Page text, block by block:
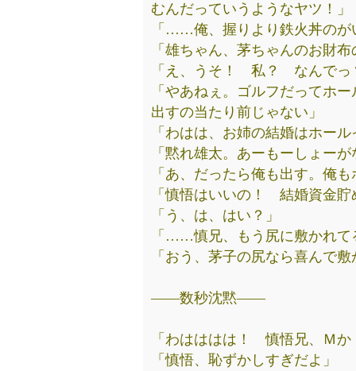
むんだっていうようなヤツ！」
「……俺、握りより鉄火丼の
「雄ちゃん、茅ちゃんのお財
「え、うそ！ 私？ なんでっ
「やあねぇ。ゴルフだってホ
出すの当たり前じゃない」
「わはは、お姉の結婚はホー
「黙れ雄太。あーもーしょー
「あ、だったら俺も出す。俺
「慎悟はいいの！ 結婚資金
「う、は、はい？」
「……慎兄、もう尻に敷かれ
「おう、茅子の尻なら喜んで
――数秒沈黙――
「わはははは！ 慎悟兄、Ｍ
「慎悟、恥ずかしすぎだよ」